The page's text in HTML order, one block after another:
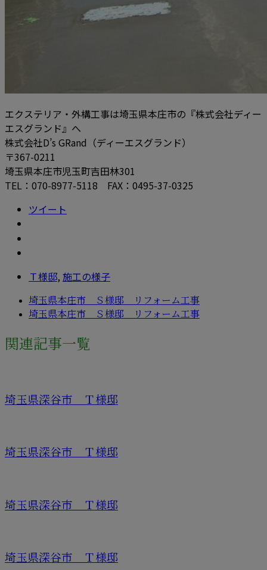
エクステリア・外構工事は埼玉県本庄市の『株式会社ディー
エスグランド』へ
株式会社D’s GRand（ディーエスグランド）
〒367-0211
埼玉県本庄市児玉町吉田林301
TEL：070-8977-5118 FAX：0495-37-0325
ツイート
Ｔ様邸, 施工の様子
埼玉県本庄市 Ｓ様邸 リフォーム工事
埼玉県本庄市 Ｓ様邸 リフォーム工事
関連記事一覧
埼玉県深谷市 Ｔ様邸
埼玉県深谷市 Ｔ様邸
埼玉県深谷市 Ｔ様邸
埼玉県深谷市 Ｔ様邸